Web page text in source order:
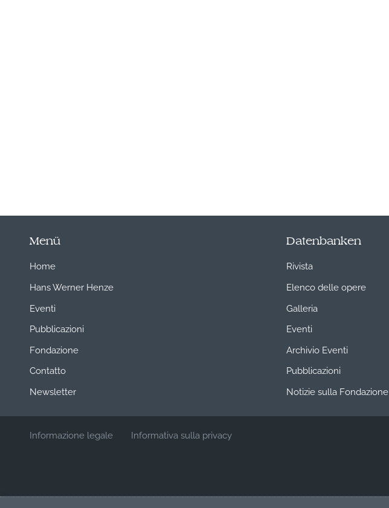
Menü
Home
Hans Werner Henze
Eventi
Pubblicazioni
Fondazione
Contatto
Newsletter
Datenbanken
Rivista
Elenco delle opere
Galleria
Eventi
Archivio Eventi
Pubblicazioni
Notizie sulla Fondazione
Informazione legale Informativa sulla privacy